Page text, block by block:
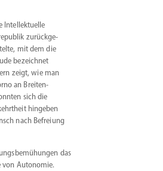
Intel­lek­tuelle
zurück­ge­
mit dem die
bezeichnet
zeigt, wie man
an Breiten­
sich die
hingeben
nach Befreiung
das
von Autonomie.